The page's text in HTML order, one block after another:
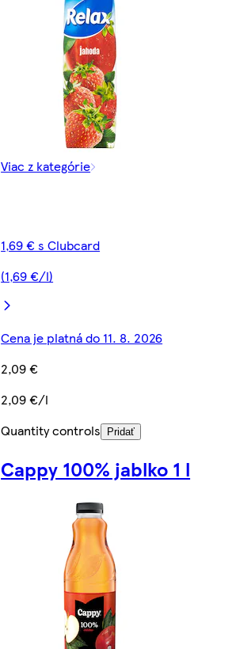
Viac z kategórie
1,69 € s Clubcard
(1,69 €/l)
Cena je platná do 11. 8. 2026
2,09 €
2,09 €/l
Quantity controls Pridať
Cappy 100% jablko 1 l